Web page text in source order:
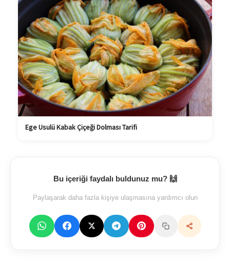
Ege Usulü Kabak Çiçeği Dolması Tarifi
Bu içeriği faydalı buldunuz mu? 🙌
Paylaşarak daha fazla kişiye ulaşmasına yardımcı olun